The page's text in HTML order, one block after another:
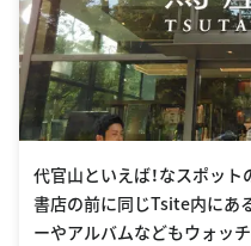
代官山といえば！なスポット
書店の前に同じTsite内にあ
ーやアルバムなどもウォッチ